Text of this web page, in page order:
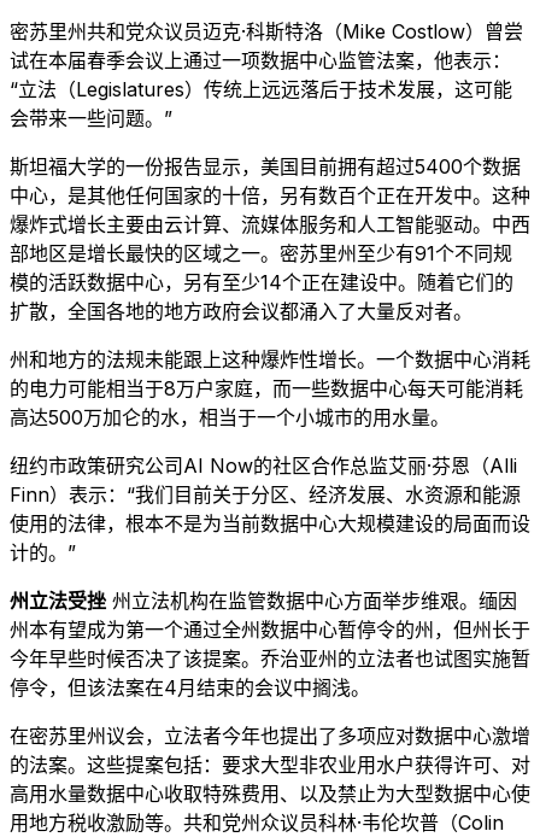
密苏里州共和党众议员迈克·科斯特洛（Mike Costlow）曾尝
试在本届春季会议上通过一项数据中心监管法案，他表示：
“立法（Legislatures）传统上远远落后于技术发展，这可能
会带来一些问题。”
斯坦福大学的一份报告显示，美国目前拥有超过5400个数据
中心，是其他任何国家的十倍，另有数百个正在开发中。这种
爆炸式增长主要由云计算、流媒体服务和人工智能驱动。中西
部地区是增长最快的区域之一。密苏里州至少有91个不同规
模的活跃数据中心，另有至少14个正在建设中。随着它们的
扩散，全国各地的地方政府会议都涌入了大量反对者。
州和地方的法规未能跟上这种爆炸性增长。一个数据中心消耗
的电力可能相当于8万户家庭，而一些数据中心每天可能消耗
高达500万加仑的水，相当于一个小城市的用水量。
纽约市政策研究公司AI Now的社区合作总监艾丽·芬恩（Alli
Finn）表示：“我们目前关于分区、经济发展、水资源和能源
使用的法律，根本不是为当前数据中心大规模建设的局面而设
计的。”
州立法受挫州立法机构在监管数据中心方面举步维艰。缅因
州本有望成为第一个通过全州数据中心暂停令的州，但州长于
今年早些时候否决了该提案。乔治亚州的立法者也试图实施暂
停令，但该法案在4月结束的会议中搁浅。
在密苏里州议会，立法者今年也提出了多项应对数据中心激增
的法案。这些提案包括：要求大型非农业用水户获得许可、对
高用水量数据中心收取特殊费用、以及禁止为大型数据中心使
用地方税收激励等。共和党州众议员科林·韦伦坎普（Colin